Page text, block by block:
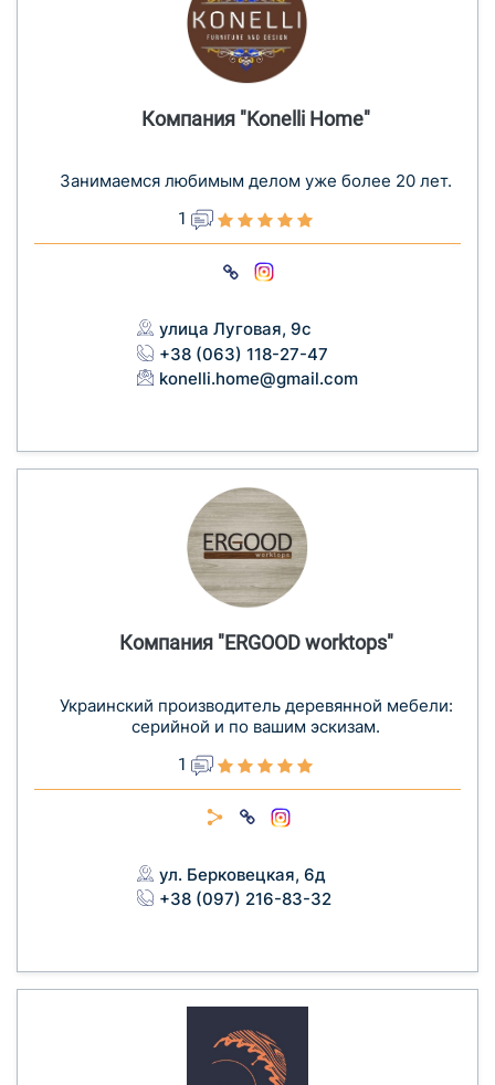
Компания "Konelli Home"
Занимаемся любимым делом уже более 20 лет.
1
улица Луговая, 9с
+38 (063) 118-27-47
konelli.home@gmail.com
Компания "ERGOOD worktops"
Украинский производитель деревянной мебели:
серийной и по вашим эскизам.
1
ул. Берковецкая, 6д
+38 (097) 216-83-32